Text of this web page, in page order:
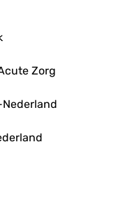
Zorg